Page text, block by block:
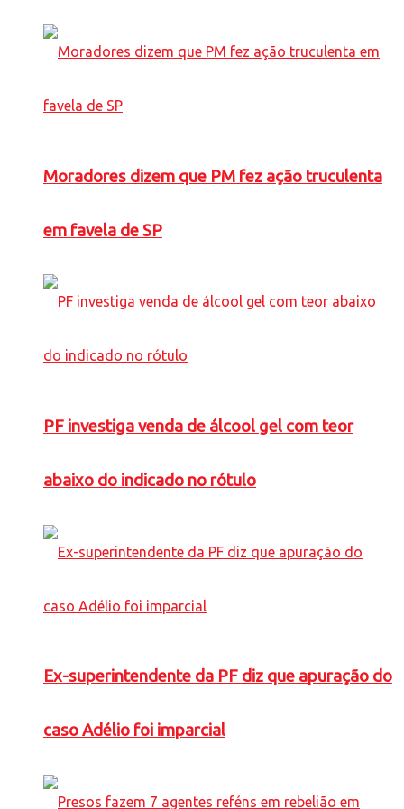
Moradores dizem que PM fez ação truculenta
em favela de SP
PF investiga venda de álcool gel com teor
abaixo do indicado no rótulo
Ex-superintendente da PF diz que apuração do
caso Adélio foi imparcial